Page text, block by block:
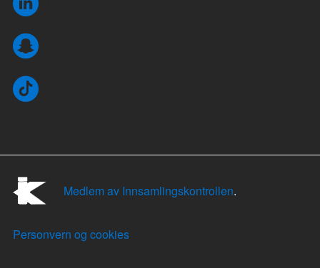
Medlem av Innsamlingskontrollen.
Personvern og cookies